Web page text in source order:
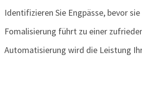
Identifizieren Sie Engpässe, bevor
Fomalisierung führt zu einer
Automatisierung wird die Leistung